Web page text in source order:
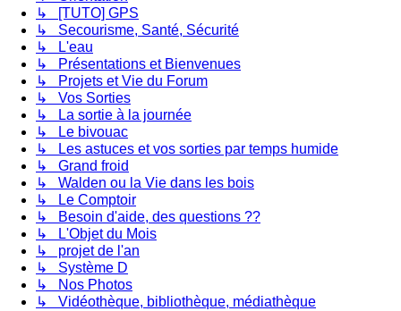
↳ [TUTO] GPS
↳ Secourisme, Santé, Sécurité
↳ L'eau
↳ Présentations et Bienvenues
↳ Projets et Vie du Forum
↳ Vos Sorties
↳ La sortie à la journée
↳ Le bivouac
↳ Les astuces et vos sorties par temps humide
↳ Grand froid
↳ Walden ou la Vie dans les bois
↳ Le Comptoir
↳ Besoin d'aide, des questions ??
↳ L'Objet du Mois
↳ projet de l'an
↳ Système D
↳ Nos Photos
↳ Vidéothèque, bibliothèque, médiathèque